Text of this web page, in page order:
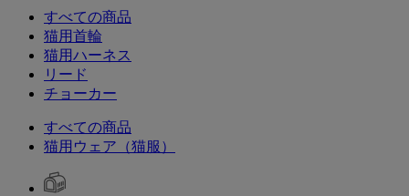
すべての商品
猫用首輪
猫用ハーネス
リード
チョーカー
すべての商品
猫用ウェア（猫服）